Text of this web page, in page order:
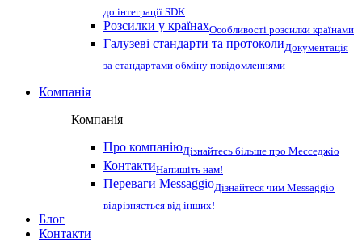
до інтеграції SDK
Розсилки у країнахОсобливості розсилки країнами
Галузеві стандарти та протоколиДокументація
за стандартами обміну повідомленнями
Компанія
Компанія
Про компаніюДізнайтесь більше про Месседжіо
КонтактиНапишіть нам!
Переваги MessaggioДізнайтеся чим Messaggio
відрізняється від інших!
Блог
Контакти